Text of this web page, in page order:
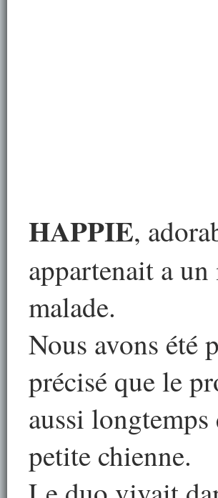
HAPPIE,
appartenait a
malade.
Nous avons été
précisé que le
aussi
petite chienne.